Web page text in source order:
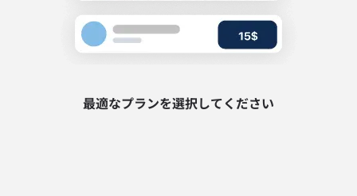
最適なプランを選択してください